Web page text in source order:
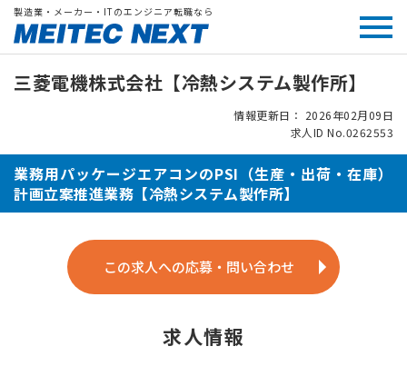
製造業・メーカー・ITのエンジニア転職なら
三菱電機株式会社【冷熱システム製作所】
情報更新日： 2026年02月09日
求人ID No.0262553
業務用パッケージエアコンのPSI（生産・出荷・在庫）
計画立案推進業務【冷熱システム製作所】
この求人への応募・問い合わせ
求人情報